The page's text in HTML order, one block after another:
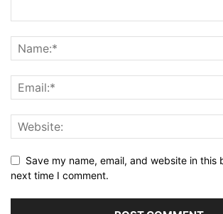
Save my name, email, and website in this
next time I comment.